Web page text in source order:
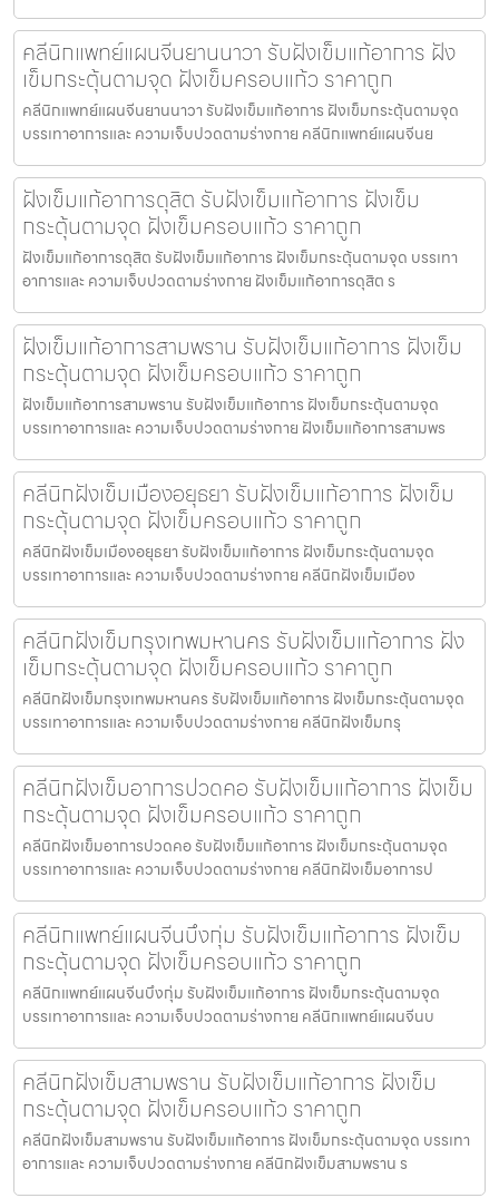
คลีนิกแพทย์แผนจีนยานนาวา รับฝังเข็มแก้อาการ ฝัง
เข็มกระตุ้นตามจุด ฝังเข็มครอบแก้ว ราคาถูก
คลีนิกแพทย์แผนจีนยานนาวา รับฝังเข็มแก้อาการ ฝังเข็มกระตุ้นตามจุด
บรรเทาอาการและ ความเจ็บปวดตามร่างกาย คลีนิกแพทย์แผนจีนย
ฝังเข็มแก้อาการดุสิต รับฝังเข็มแก้อาการ ฝังเข็ม
กระตุ้นตามจุด ฝังเข็มครอบแก้ว ราคาถูก
ฝังเข็มแก้อาการดุสิต รับฝังเข็มแก้อาการ ฝังเข็มกระตุ้นตามจุด บรรเทา
อาการและ ความเจ็บปวดตามร่างกาย ฝังเข็มแก้อาการดุสิต ร
ฝังเข็มแก้อาการสามพราน รับฝังเข็มแก้อาการ ฝังเข็ม
กระตุ้นตามจุด ฝังเข็มครอบแก้ว ราคาถูก
ฝังเข็มแก้อาการสามพราน รับฝังเข็มแก้อาการ ฝังเข็มกระตุ้นตามจุด
บรรเทาอาการและ ความเจ็บปวดตามร่างกาย ฝังเข็มแก้อาการสามพร
คลีนิกฝังเข็มเมืองอยุธยา รับฝังเข็มแก้อาการ ฝังเข็ม
กระตุ้นตามจุด ฝังเข็มครอบแก้ว ราคาถูก
คลีนิกฝังเข็มเมืองอยุธยา รับฝังเข็มแก้อาการ ฝังเข็มกระตุ้นตามจุด
บรรเทาอาการและ ความเจ็บปวดตามร่างกาย คลีนิกฝังเข็มเมือง
คลีนิกฝังเข็มกรุงเทพมหานคร รับฝังเข็มแก้อาการ ฝัง
เข็มกระตุ้นตามจุด ฝังเข็มครอบแก้ว ราคาถูก
คลีนิกฝังเข็มกรุงเทพมหานคร รับฝังเข็มแก้อาการ ฝังเข็มกระตุ้นตามจุด
บรรเทาอาการและ ความเจ็บปวดตามร่างกาย คลีนิกฝังเข็มกรุ
คลีนิกฝังเข็มอาการปวดคอ รับฝังเข็มแก้อาการ ฝังเข็ม
กระตุ้นตามจุด ฝังเข็มครอบแก้ว ราคาถูก
คลีนิกฝังเข็มอาการปวดคอ รับฝังเข็มแก้อาการ ฝังเข็มกระตุ้นตามจุด
บรรเทาอาการและ ความเจ็บปวดตามร่างกาย คลีนิกฝังเข็มอาการป
คลีนิกแพทย์แผนจีนบึงกุ่ม รับฝังเข็มแก้อาการ ฝังเข็ม
กระตุ้นตามจุด ฝังเข็มครอบแก้ว ราคาถูก
คลีนิกแพทย์แผนจีนบึงกุ่ม รับฝังเข็มแก้อาการ ฝังเข็มกระตุ้นตามจุด
บรรเทาอาการและ ความเจ็บปวดตามร่างกาย คลีนิกแพทย์แผนจีนบ
คลีนิกฝังเข็มสามพราน รับฝังเข็มแก้อาการ ฝังเข็ม
กระตุ้นตามจุด ฝังเข็มครอบแก้ว ราคาถูก
คลีนิกฝังเข็มสามพราน รับฝังเข็มแก้อาการ ฝังเข็มกระตุ้นตามจุด บรรเทา
อาการและ ความเจ็บปวดตามร่างกาย คลีนิกฝังเข็มสามพราน ร